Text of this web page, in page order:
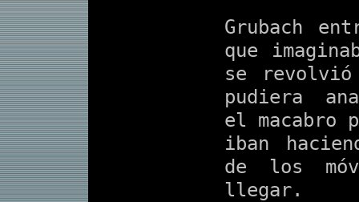
Grubach
que
se revolvió
pudiera
el macabro
iban
de los
llegar.